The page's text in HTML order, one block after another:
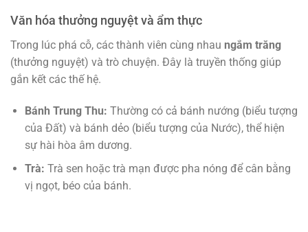
Văn hóa thưởng nguyệt và ẩm thực
Trong lúc phá cỗ, các thành viên cùng nhau ngắm trăng
(thưởng nguyệt) và trò chuyện. Đây là truyền thống giúp
gắn kết các thế hệ.
Bánh Trung Thu: Thường có cả bánh nướng (biểu tượng
của Đất) và bánh dẻo (biểu tượng của Nước), thể hiện
sự hài hòa âm dương.
Trà: Trà sen hoặc trà mạn được pha nóng để cân bằng
vị ngọt, béo của bánh.